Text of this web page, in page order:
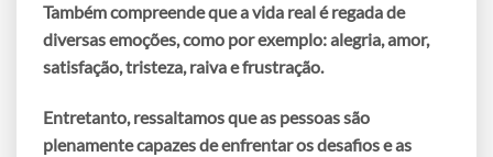
Também compreende que a vida real é regada de
diversas emoções, como por exemplo: alegria, amor,
satisfação, tristeza, raiva e frustração.
Entretanto, ressaltamos que as pessoas são
plenamente capazes de enfrentar os desafios e as